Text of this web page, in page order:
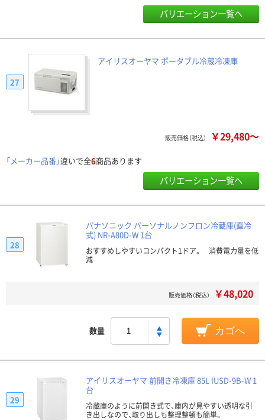
バリエーション一覧へ
アイリスオーヤマ ポータブル冷蔵冷凍庫
27
販売価格（税込） ￥29,480～
「メーカー品番」違いで全6商品あります
バリエーション一覧へ
パナソニック パーソナルノンフロン冷蔵庫(直冷
式) NR-A80D-W 1台
おすすめしやすいコンパクト1ドア。 消費電力量を低
減
28
販売価格（税込） ￥48,020
数量 カゴへ
アイリスオーヤマ 前開き冷凍庫 85L IUSD-9B-W 1
台
冷蔵庫のように前開き式で、庫内が見やすい透明な引
き出しなので、取り出しも整理整頓も簡単。
29